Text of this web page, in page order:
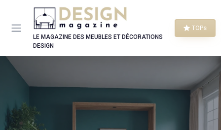
LE MAGAZINE DES MEUBLES ET DÉCORATIONS
DESIGN
TOPs
Panneau de gestion des cookies